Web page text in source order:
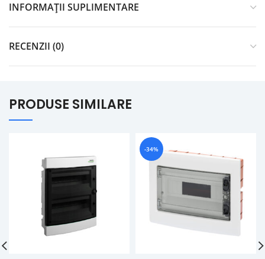
INFORMAȚII SUPLIMENTARE
RECENZII (0)
PRODUSE SIMILARE
-34%